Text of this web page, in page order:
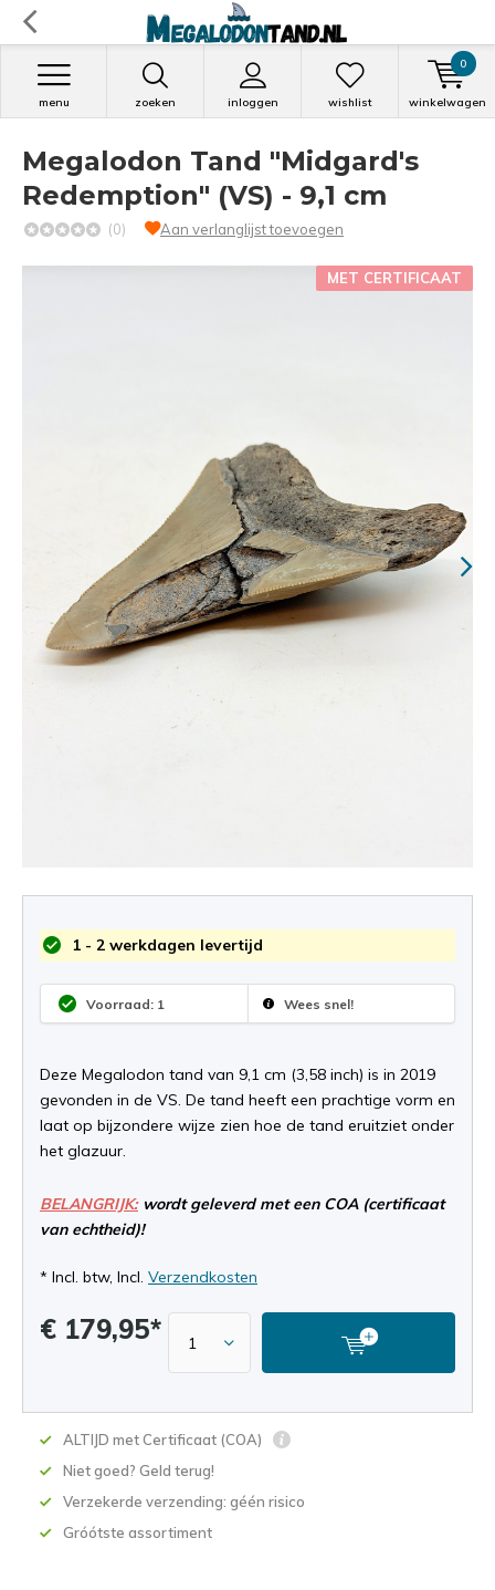
zoeken inloggen
menu wishlist winkelwagen
0
Megalodon Tand "Midgard's
Redemption" (VS) - 9,1 cm
(0) Aan verlanglijst toevoegen
MET CERTIFICAAT
1 - 2 werkdagen levertijd
Voorraad: 1 Wees snel!
Deze Megalodon tand van 9,1 cm (3,58 inch) is in 2019
gevonden in de VS. De tand heeft een prachtige vorm en
laat op bijzondere wijze zien hoe de tand eruitziet onder
het glazuur.
BELANGRIJK:wordt geleverd met een COA (certificaat
van echtheid)!
* Incl. btw, Incl. Verzendkosten
€ 179,95*
ALTIJD met Certificaat (COA)
Niet goed? Geld terug!
Verzekerde verzending: géén risico
Gróótste assortiment